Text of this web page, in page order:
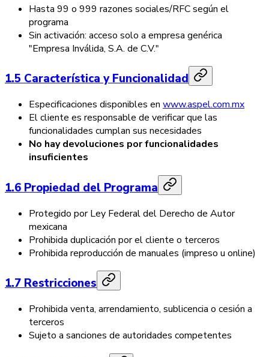
Hasta 99 o 999 razones sociales/RFC según el
programa
Sin activación: acceso solo a empresa genérica
"Empresa Inválida, S.A. de C.V."
1.5 Característica y Funcionalidad
Especificaciones disponibles en www.aspel.com.mx
El cliente es responsable de verificar que las
funcionalidades cumplan sus necesidades
No hay devoluciones por funcionalidades
insuficientes
1.6 Propiedad del Programa
Protegido por Ley Federal del Derecho de Autor
mexicana
Prohibida duplicación por el cliente o terceros
Prohibida reproducción de manuales (impreso u online)
1.7 Restricciones
Prohibida venta, arrendamiento, sublicencia o cesión a
terceros
Sujeto a sanciones de autoridades competentes